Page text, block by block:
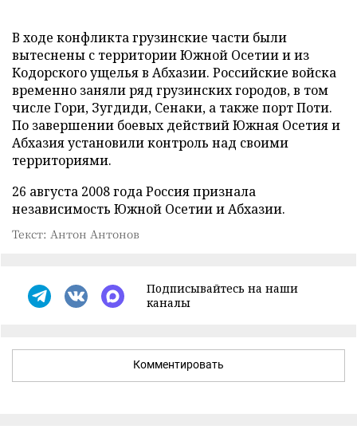
В ходе конфликта грузинские части были
вытеснены с территории Южной Осетии и из
Кодорского ущелья в Абхазии. Российские войска
временно заняли ряд грузинских городов, в том
числе Гори, Зугдиди, Сенаки, а также порт Поти.
По завершении боевых действий Южная Осетия и
Абхазия установили контроль над своими
территориями.
26 августа 2008 года Россия признала
независимость Южной Осетии и Абхазии.
Текст: Антон Антонов
Подписывайтесь на наши
каналы
Комментировать